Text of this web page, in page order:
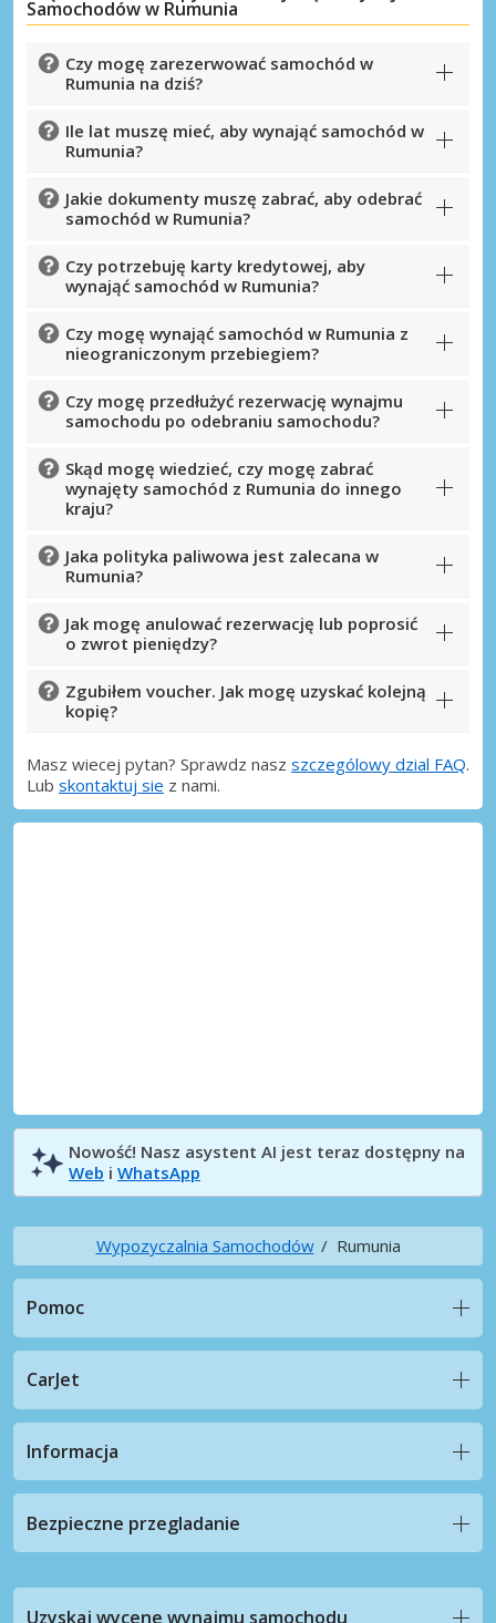
Najlepsze oszczędności
Uzyskaj dostęp do ekskluzywnych ofert
partnerów
Samochodów w Rumunia
Czy mogę zarezerwować samochód w
Rumunia na dziś?
Ile lat muszę mieć, aby wynająć samochód w
Rumunia?
Jakie dokumenty muszę zabrać, aby odebrać
samochód w Rumunia?
Czy potrzebuję karty kredytowej, aby
wynająć samochód w Rumunia?
Czy mogę wynająć samochód w Rumunia z
nieograniczonym przebiegiem?
Czy mogę przedłużyć rezerwację wynajmu
samochodu po odebraniu samochodu?
Skąd mogę wiedzieć, czy mogę zabrać
wynajęty samochód z Rumunia do innego
kraju?
Jaka polityka paliwowa jest zalecana w
Rumunia?
Jak mogę anulować rezerwację lub poprosić
o zwrot pieniędzy?
Zgubiłem voucher. Jak mogę uzyskać kolejną
kopię?
Masz wiecej pytan? Sprawdz nasz szczególowy dzial FAQ.
Lub skontaktuj sie z nami.
Nowość! Nasz asystent AI jest teraz dostępny na
Web i WhatsApp
Wypozyczalnia Samochodów Rumunia
Pomoc
CarJet
Informacja
Bezpieczne przegladanie
Uzyskaj wycene wynajmu samochodu